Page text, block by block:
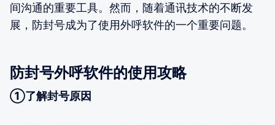
间沟通的重要工具。然而，随着通讯技术的不断发
展，防封号成为了使用外呼软件的一个重要问题。
防封号外呼软件的使用攻略
①了解封号原因